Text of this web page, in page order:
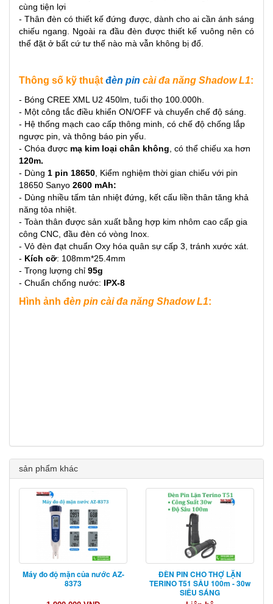
cùng tiện lợi
- Thân đèn có thiết kế đứng được, dành cho ai cần ánh sáng
chiếu ngang. Ngoài ra đầu đèn được thiết kế vuông nên có
thể đặt ở bất cứ tư thế nào mà vẫn không bị đổ.
Thông số kỹ thuật đèn pin cài đa năng Shadow L1:
- Bóng CREE XML U2 450lm, tuổi thọ 100.000h.
- Một công tắc điều khiển ON/OFF và chuyển chế độ sáng.
- Hệ thống mạch cao cấp thông minh, có chế độ chống lắp
ngược pin, và thông báo pin yếu.
- Chóa được mạ kim loại chân không , có thể chiếu xa hơn
120m.
- Dùng 1 pin 18650 , Kiểm nghiệm thời gian chiếu với pin
18650 Sanyo 2600 mAh:
- Dùng nhiều tấm tản nhiệt đứng, kết cấu liền thân tăng khả
năng tỏa nhiệt.
- Toàn thân được sản xuất bằng hợp kim nhôm cao cấp gia
công CNC, đầu đèn có vòng Inox.
- Vỏ đèn đạt chuẩn Oxy hóa quân sự cấp 3, tránh xước xát.
- Kích cỡ: 108mm*25.4mm
- Trọng lượng chỉ 95g
- Chuẩn chống nước: IPX-8
Hình ảnh đèn pin cài đa năng Shadow L1:
sản phẩm khác
Máy đo độ mặn của nước AZ-
8373
ĐÈN PIN CHO THỢ LẶN
TERINO T51 SÂU 100m - 30w
SIÊU SÁNG